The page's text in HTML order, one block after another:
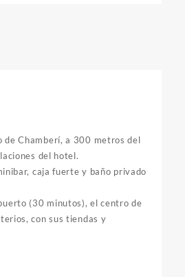
de Chamberí, a 300 metros del
del hotel.
caja fuerte y baño privado
(30 minutos), el centro de
con sus tiendas y